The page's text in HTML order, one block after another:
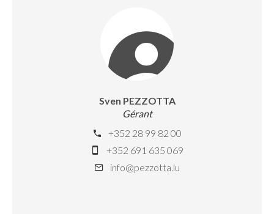
Sven PEZZOTTA
Gérant
+352 28 99 82 00
+352 691 635 069
info@pezzotta.lu